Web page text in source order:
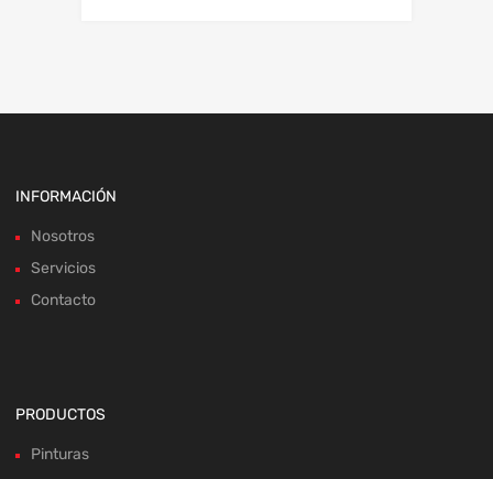
INFORMACIÓN
Nosotros
Servicios
Contacto
PRODUCTOS
Pinturas